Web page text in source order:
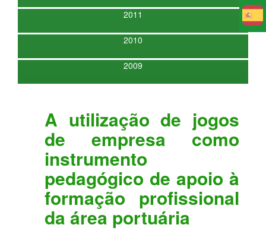
2011
2010
2009
A utilização de jogos
de empresa como
instrumento
pedagógico de apoio à
formação profissional
da área portuária